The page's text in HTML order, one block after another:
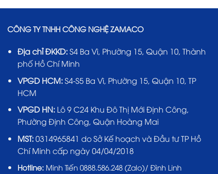
CÔNG TY TNHH CÔNG NGHỆ ZAMACO
Địa chỉ ĐKKD:S4 Ba Vì, Phường 15, Quận 10, Thành
phố Hồ Chí Minh
VPGD HCM:S4-S5 Ba Vì, Phường 15, Quận 10, TP
HCM
VPGD HN:Lô 9 C24 Khu Đô Thị Mới Định Công,
Phường Định Công, Quận Hoàng Mai
MST:0314965841 do Sở Kế hoạch và Đầu tư TP Hồ
Chí Minh cấp ngày 04/04/2018
Hotline: Minh Tiến 0888.586.248 (Zalo)/ Đình Linh